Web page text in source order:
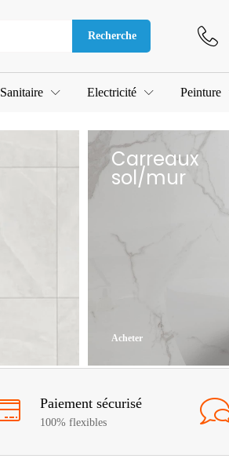
Recherche
Sanitaire Electricité Peinture
Carreaux
sol/mur
Acheter
Paiement sécurisé
100% flexibles